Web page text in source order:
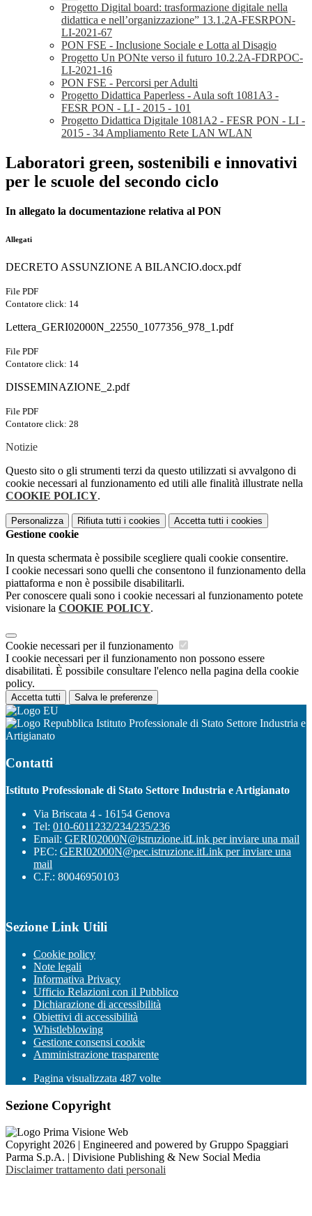
Progetto Digital board: trasformazione digitale nella
didattica e nell’organizzazione” 13.1.2A-FESRPON-
LI-2021-67
PON FSE - Inclusione Sociale e Lotta al Disagio
Progetto Un PONte verso il futuro 10.2.2A-FDRPOC-
LI-2021-16
PON FSE - Percorsi per Adulti
Progetto Didattica Paperless - Aula soft 1081A3 -
FESR PON - LI - 2015 - 101
Progetto Didattica Digitale 1081A2 - FESR PON - LI -
2015 - 34 Ampliamento Rete LAN WLAN
Laboratori green, sostenibili e innovativi
per le scuole del secondo ciclo
In allegato la documentazione relativa al PON
Allegati
DECRETO ASSUNZIONE A BILANCIO.docx.pdf
File PDF
Contatore click: 14
Lettera_GERI02000N_22550_1077356_978_1.pdf
File PDF
Contatore click: 14
DISSEMINAZIONE_2.pdf
File PDF
Contatore click: 28
Notizie
Questo sito o gli strumenti terzi da questo utilizzati si avvalgono di
cookie necessari al funzionamento ed utili alle finalità illustrate nella
COOKIE POLICY.
Personalizza Rifiuta tutti i cookies Accetta tutti i cookies
Gestione cookie
In questa schermata è possibile scegliere quali cookie consentire.
I cookie necessari sono quelli che consentono il funzionamento della
piattaforma e non è possibile disabilitarli.
Per conoscere quali sono i cookie necessari al funzionamento potete
visionare la COOKIE POLICY.
Cookie necessari per il funzionamento
I cookie necessari per il funzionamento non possono essere
disabilitati. È possibile consultare l'elenco nella pagina della cookie
policy.
Accetta tutti Salva le preferenze
Istituto Professionale di Stato Settore Industria e
Artigianato
Contatti
Istituto Professionale di Stato Settore Industria e Artigianato
Via Briscata 4 - 16154 Genova
Tel: 010-6011232/234/235/236
Email: GERI02000N@istruzione.itLink per inviare una mail
PEC: GERI02000N@pec.istruzione.itLink per inviare una
mail
C.F.: 80046950103
Sezione Link Utili
Cookie policy
Note legali
Informativa Privacy
Ufficio Relazioni con il Pubblico
Dichiarazione di accessibilità
Obiettivi di accessibilità
Whistleblowing
Gestione consensi cookie
Amministrazione trasparente
Pagina visualizzata 487 volte
Sezione Copyright
Copyright 2026 | Engineered and powered by Gruppo Spaggiari
Parma S.p.A. | Divisione Publishing & New Social Media
Disclaimer trattamento dati personali